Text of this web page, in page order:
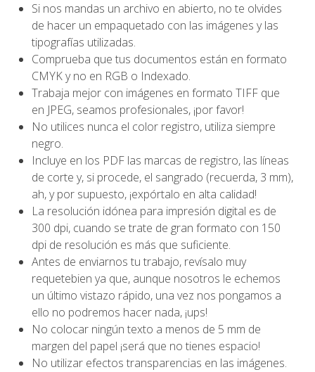
Si nos mandas un archivo en abierto, no te olvides
de hacer un empaquetado con las imágenes y las
tipografías utilizadas.
Comprueba que tus documentos están en formato
CMYK y no en RGB o Indexado.
Trabaja mejor con imágenes en formato TIFF que
en JPEG, seamos profesionales, ¡por favor!
No utilices nunca el color registro, utiliza siempre
negro.
Incluye en los PDF las marcas de registro, las líneas
de corte y, si procede, el sangrado (recuerda, 3 mm),
ah, y por supuesto, ¡expórtalo en alta calidad!
La resolución idónea para impresión digital es de
300 dpi, cuando se trate de gran formato con 150
dpi de resolución es más que suficiente.
Antes de enviarnos tu trabajo, revísalo muy
requetebien ya que, aunque nosotros le echemos
un último vistazo rápido, una vez nos pongamos a
ello no podremos hacer nada, ¡ups!
No colocar ningún texto a menos de 5 mm de
margen del papel ¡será que no tienes espacio!
No utilizar efectos transparencias en las imágenes.